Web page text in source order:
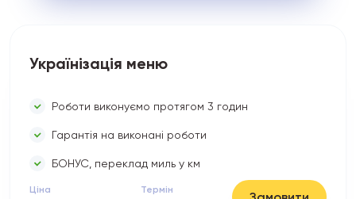
Українізація меню
Роботи виконуємо протягом 3 годин
Гарантія на виконані роботи
БОНУС, переклад миль у км
Ціна Термін